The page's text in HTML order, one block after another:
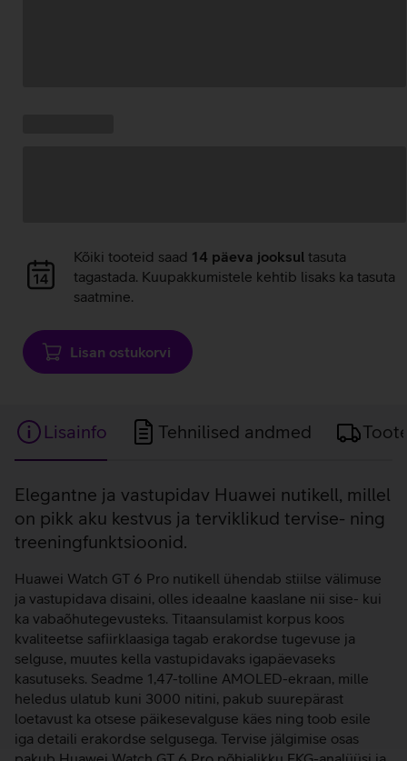
Andmete
laadimine
Kõiki tooteid saad 14 päeva jooksul tasuta
tagastada. Kuupakkumistele kehtib lisaks ka tasuta
saatmine.
Lisan ostukorvi
Lisainfo Tehnilised andmed
Lisainfo
Elegantne ja vastupidav Huawei nutikell, millel
on pikk aku kestvus ja terviklikud tervise- ning
treeningfunktsioonid.
Huawei Watch GT 6 Pro nutikell ühendab stiilse välimuse
ja vastupidava disaini, olles ideaalne kaaslane nii sise- kui
ka vabaõhutegevusteks. Titaansulamist korpus koos
kvaliteetse safiirklaasiga tagab erakordse tugevuse ja
selguse, muutes kella vastupidavaks igapäevaseks
kasutuseks. Seadme 1,47-tolline AMOLED-ekraan, mille
heledus ulatub kuni 3000 nitini, pakub suurepärast
loetavust ka otsese päikesevalguse käes ning toob esile
iga detaili erakordse selgusega. Tervise jälgimise osas